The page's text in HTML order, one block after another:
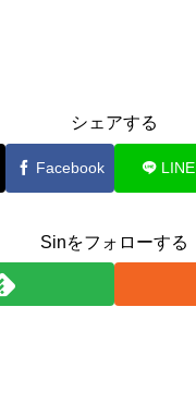
シェアする
Facebook LINE
Sinをフォローする